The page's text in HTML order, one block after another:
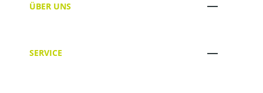
ÜBER UNS
SERVICE